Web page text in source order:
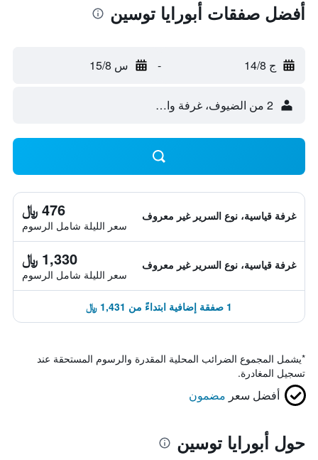
أفضل صفقات أبورايا توسين
ج 14/8 - س 15/8
2 من الضيوف، غرفة واحدة
غرفة قياسية، نوع السرير غير معروف 476 ﷼
سعر الليلة شامل الرسوم
غرفة قياسية، نوع السرير غير معروف 1,330 ﷼
سعر الليلة شامل الرسوم
1 صفقة إضافية ابتداءً من 1,431 ﷼
*يشمل المجموع الضرائب المحلية المقدرة والرسوم المستحقة عند
تسجيل المغادرة.
أفضل سعر مضمون
حول أبورايا توسين